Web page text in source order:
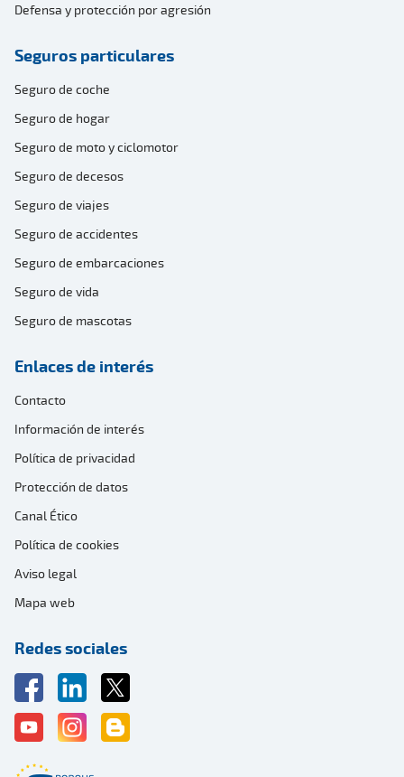
Defensa y protección por agresión
Seguros particulares
Seguro de coche
Seguro de hogar
Seguro de moto y ciclomotor
Seguro de decesos
Seguro de viajes
Seguro de accidentes
Seguro de embarcaciones
Seguro de vida
Seguro de mascotas
Enlaces de interés
Contacto
Información de interés
Política de privacidad
Protección de datos
Canal Ético
Política de cookies
Aviso legal
Mapa web
Redes sociales